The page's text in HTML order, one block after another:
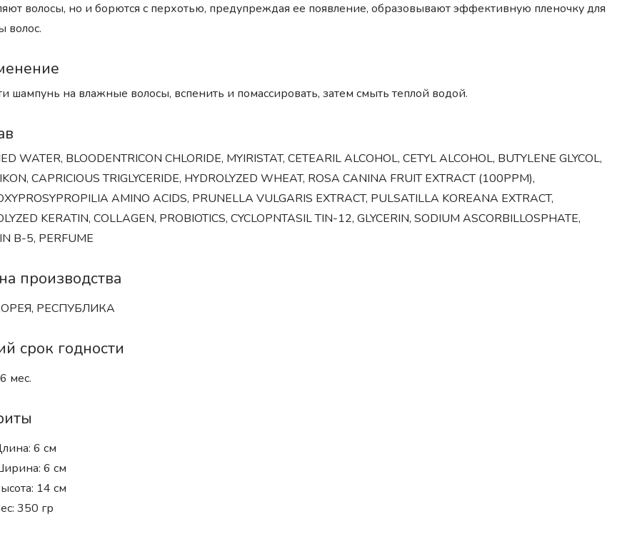
волосы, но и борются с перхотью, предупреждая ее появление, образовывают эффективную пленочку для
волос.
шампунь на влажные волосы, вспенить и помассировать, затем смыть теплой водой.
WATER, BLOODENTRICON CHLORIDE, MYIRISTAT, CETEARIL ALCOHOL, CETYL ALCOHOL, BUTYLENE GLYCOL,
CAPRICIOUS TRIGLYCERIDE, HYDROLYZED WHEAT, ROSA CANINA FRUIT EXTRACT (100PPM),
AMINO ACIDS, PRUNELLA VULGARIS EXTRACT, PULSATILLA KOREANA EXTRACT,
KERATIN, COLLAGEN, PROBIOTICS, CYCLOPNTASIL TIN-12, GLYCERIN, SODIUM ASCORBILLOSPHATE,
B-5, PERFUME
производства
РЕСПУБЛИКА
срок годности
мес.
6 см
6 см
14 см
350 гр